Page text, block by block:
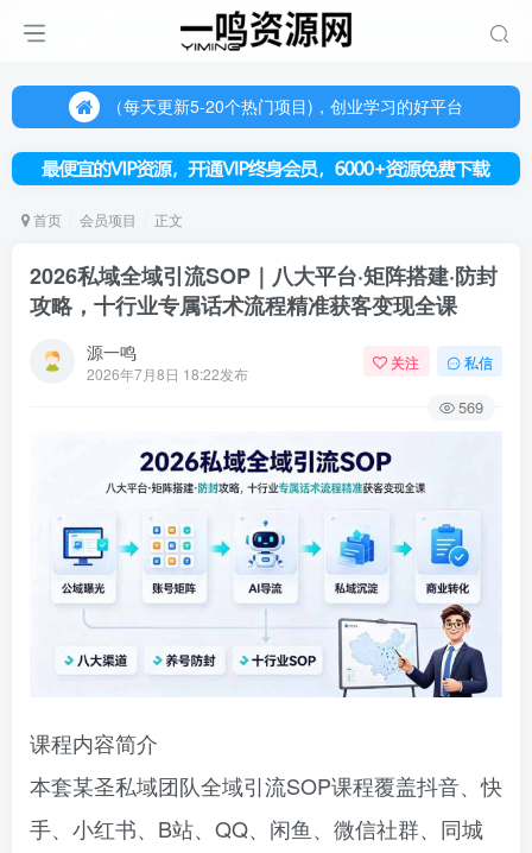
（每天更新5-20个热门项目)，创业学习的好平台
（每天更新5-20个热门项目)，创业学习的好平台
欢迎访问一鸣资源网，本站汇集数千网创课程和项目
首页 会员项目 正文
2026私域全域引流SOP｜八大平台·矩阵搭建·防封
攻略，十行业专属话术流程精准获客变现全课
源一鸣
2026年7月8日 18:22发布
关注 私信
569
课程内容简介
本套某圣私域团队全域引流SOP课程覆盖抖音、快
手、小红书、B站、QQ、闲鱼、微信社群、同城